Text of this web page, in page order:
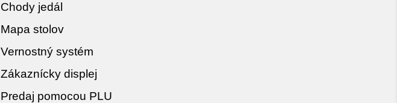
Chody jedál
Mapa stolov
Vernostný systém
Zákaznícky displej
Predaj pomocou PLU